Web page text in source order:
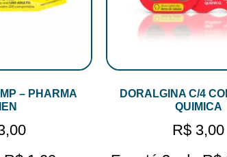
– PHARMA
DORALGINA C/4
QUIMICA
R$ 3,00